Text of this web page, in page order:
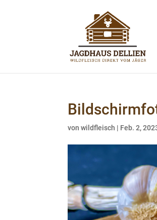
vonwildfleisch | Feb. 2,